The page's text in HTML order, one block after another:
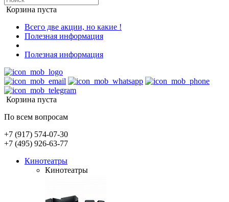
Корзина пуста
Всего две акции, но какие !
Полезная информация
Полезная информация
Корзина пуста
По всем вопросам
+7 (917) 574-07-30
+7 (495) 926-63-77
Кинотеатры
Кинотеатры